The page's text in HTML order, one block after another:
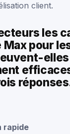
client.
les
pour
elles
rapide